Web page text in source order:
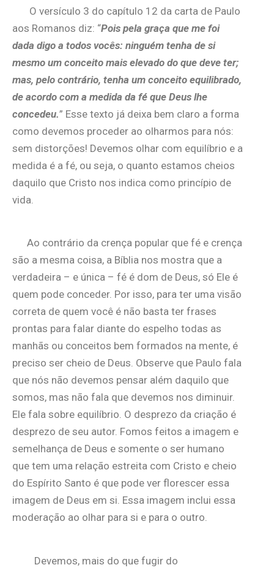
O versículo 3 do capítulo 12 da carta de Paulo
aos Romanos diz: “Pois pela graça que me foi
dada digo a todos vocês: ninguém tenha de si
mesmo um conceito mais elevado do que deve ter;
mas, pelo contrário, tenha um conceito equilibrado,
de acordo com a medida da fé que Deus lhe
concedeu.” Esse texto já deixa bem claro a forma
como devemos proceder ao olharmos para nós:
sem distorções! Devemos olhar com equilíbrio e a
medida é a fé, ou seja, o quanto estamos cheios
daquilo que Cristo nos indica como princípio de
vida.
Ao contrário da crença popular que fé e crença
são a mesma coisa, a Bíblia nos mostra que a
verdadeira – e única – fé é dom de Deus, só Ele é
quem pode conceder. Por isso, para ter uma visão
correta de quem você é não basta ter frases
prontas para falar diante do espelho todas as
manhãs ou conceitos bem formados na mente, é
preciso ser cheio de Deus. Observe que Paulo fala
que nós não devemos pensar além daquilo que
somos, mas não fala que devemos nos diminuir.
Ele fala sobre equilíbrio. O desprezo da criação é
desprezo de seu autor. Fomos feitos a imagem e
semelhança de Deus e somente o ser humano
que tem uma relação estreita com Cristo e cheio
do Espírito Santo é que pode ver florescer essa
imagem de Deus em si. Essa imagem inclui essa
moderação ao olhar para si e para o outro.
Devemos, mais do que fugir do